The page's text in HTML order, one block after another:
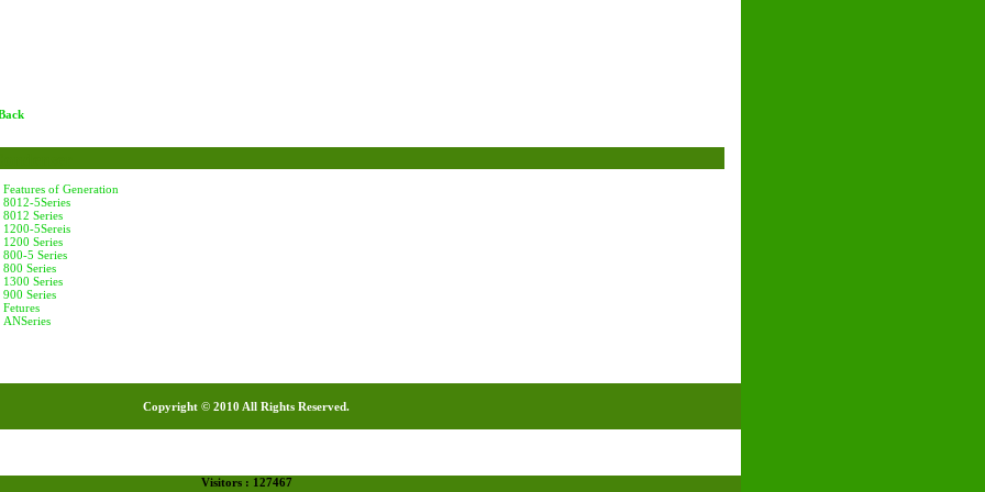
Features of Generation
8012-5Series
8012 Series
1200-5Sereis
1200 Series
800-5 Series
800 Series
1300 Series
900 Series
Fetures
ANSeries
Copyright © 2010 All Rights Reserved.
Visitors : 127467